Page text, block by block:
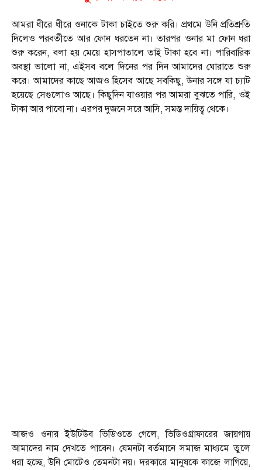
আমরা ধীরে ধীরে ওনাকে টাকা চাইতে শুরু করি। প্রথমে উনি প্রতিশ্রুতি
দিলেও পরবর্তীতে আর ফোন ধরতেন না। তারপর ওনার মা ফোন ধরা
শুরু করেন, বলা হয় মেয়ে হাসপাতালে তাই টাকা হবে না। পারিবারিক
অবস্থা ভালো না, এইসব বলে দিনের পর দিন আমাদের ঘোরাতে শুরু
করে। আমাদের কাছে আজও হিসেব আছে সবকিছু, উনার সঙ্গে যা চ্যাট
হয়েছে সেগুলোও আছে। কিছুদিন যাওয়ার পর আমরা বুঝতে পারি, ওই
টাকা আর পাবো না। এরপর দুজনে সরে আসি, সমস্ত দায়িত্ব থেকে।
আজও ওনার ইউটিউব ভিডিওতে গেলে, ভিডিওগ্রাফারের জায়গায়
আমাদের নাম দেখতে পাবেন। যেমনটা বর্তমানে সমাজ মাধ্যমে তুলে
ধরা হচ্ছে, উনি মোটেও তেমনটা নয়। দরকারে মানুষকে কাজে লাগিয়ে,